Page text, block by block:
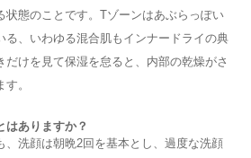
状態のことです。Tゾーンはあぶらっぽい
る、いわゆる混合肌もインナードライの典
けを見て保湿を怠ると、内部の乾燥がさ
。
はありますか？
、洗顔は朝晩2回を基本とし、過度な洗顔